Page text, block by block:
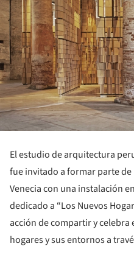
El estudio de arquitectura
fue invitado a formar parte de
Venecia con una instalación
dedicado a “Los Nuevos
acción de compartir y
hogares y sus entornos a